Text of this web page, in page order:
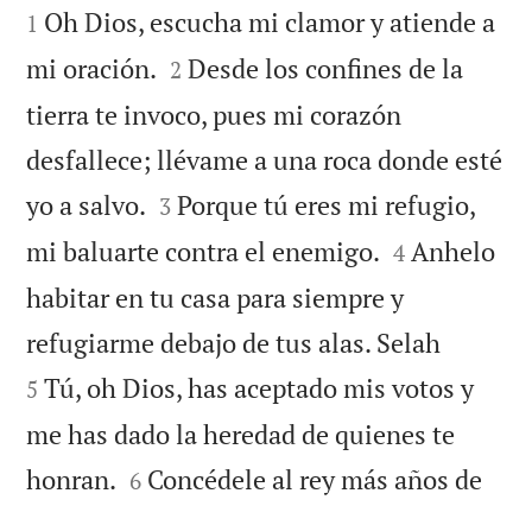


1 Oh Dios, escucha mi clamor y atiende a
mi oración. 

2 Desde los confines de la
tierra te invoco, pues mi corazón
desfallece; llévame a una roca donde esté
yo a salvo. 

3 Porque tú eres mi refugio,
mi baluarte contra el enemigo. 

4 Anhelo
habitar en tu casa para siempre y
refugiarme debajo de tus alas. Selah
5 Tú, oh Dios, has aceptado mis votos y
me has dado la heredad de quienes te
honran. 

6 Concédele al rey más años de